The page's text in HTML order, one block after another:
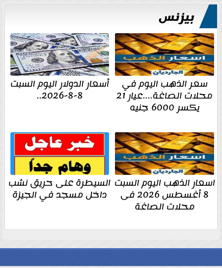
بيزنس
سعر الذهب اليوم في
محلات الصاغة....عيار 21
يكسر 6000 جنيه
أسعار الدولار اليوم السبت
8-8-2026..
اسعار الذهب اليوم السبت
8 أغسطس 2026 فى
محلات الصاغة
السيطرة على حريق نشب
داخل مسجد في الجيزة